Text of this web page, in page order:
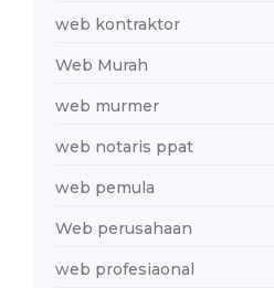
web kontraktor
Web Murah
web murmer
web notaris ppat
web pemula
Web perusahaan
web profesiaonal